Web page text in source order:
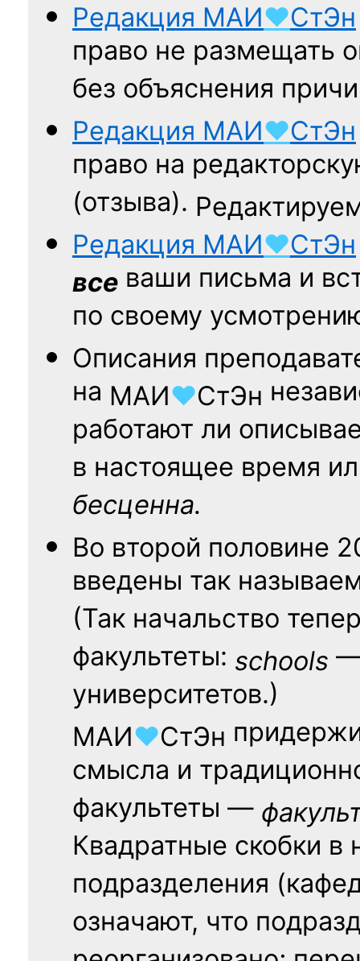
Редакция МАИ♥СтЭн
право не размещать
без объяснения
Редакция МАИ♥СтЭн
право на
(отзыва).
Редакция МАИ♥СтЭн
все ваши письма и
по своему
Описания
на МАИ♥СтЭн
работают ли
в настоящее время
бесценна.
Во второй половине
введены так
(Так начальство
факультеты: schools —
университетов.)
МАИ♥СтЭн
смысла и
факультеты —
Квадратные скобки в
подразделения
означают, что